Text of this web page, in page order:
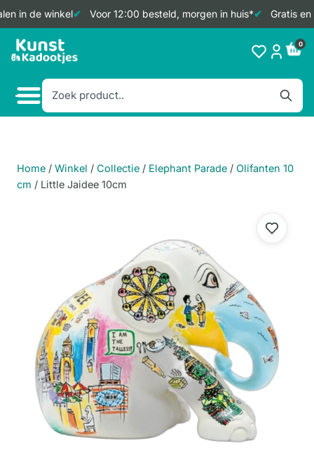
in de winkel Voor 12:00 besteld, morgen in huis* Gratis en
Doorgaan
naar
0
Home / Winkel / Collectie / Elephant Parade / Olifanten 10
cm / Little Jaidee 10cm